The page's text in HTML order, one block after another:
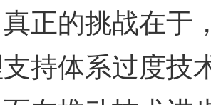
正的挑战在于
持体系过度技